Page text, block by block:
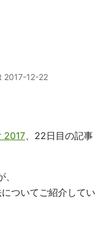
2017-12-22
2017、22日目の記事
ついてご紹介してい